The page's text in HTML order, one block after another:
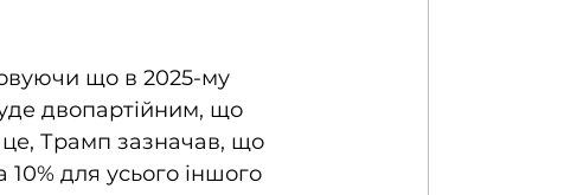
що в 2025-му
двопартійним, що
Трамп зазначав, що
для усього іншого